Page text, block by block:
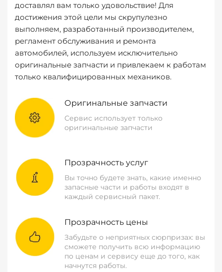
доставлял вам только удовольствие! Для
достижения этой цели мы скрупулезно
выполняем, разработанный производителем,
регламент обслуживания и ремонта
автомобилей, используем исключительно
оригинальные запчасти и привлекаем к работам
только квалифицированных механиков.
Оригинальные запчасти
Сервис использует только
оригинальные запчасти
Прозрачность услуг
Вы точно будете знать, какие именно
запасные части и работы входят в
каждый сервисный пакет.
Прозрачность цены
Забудьте о неприятных сюрпризах: вы
сможете получить всю информацию
по ценам и сервису еще до того, как
начнутся работы.